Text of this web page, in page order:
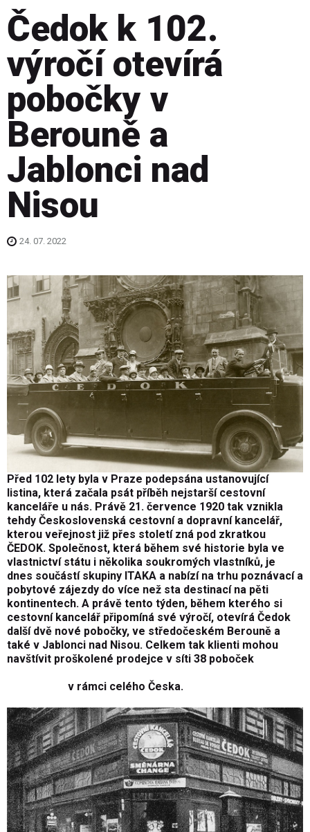
Čedok k 102.
výročí otevírá
pobočky v
Berouně a
Jablonci nad
Nisou
24. 07. 2022
Před 102 lety byla v Praze podepsána ustanovující
listina, která začala psát příběh nejstarší cestovní
kanceláře u nás. Právě 21. července 1920 tak vznikla
tehdy Československá cestovní a dopravní kancelář,
kterou veřejnost již přes století zná pod zkratkou
ČEDOK. Společnost, která během své historie byla ve
vlastnictví státu i několika soukromých vlastníků, je
dnes součástí skupiny ITAKA a nabízí na trhu poznávací a
pobytové zájezdy do více než sta destinací na pěti
kontinentech. A právě tento týden, během kterého si
cestovní kancelář připomíná své výročí, otevírá Čedok
další dvě nové pobočky, ve středočeském Berouně a
také v Jablonci nad Nisou. Celkem tak klienti mohou
navštívit proškolené prodejce v síti 38 poboček
v rámci celého Česka.